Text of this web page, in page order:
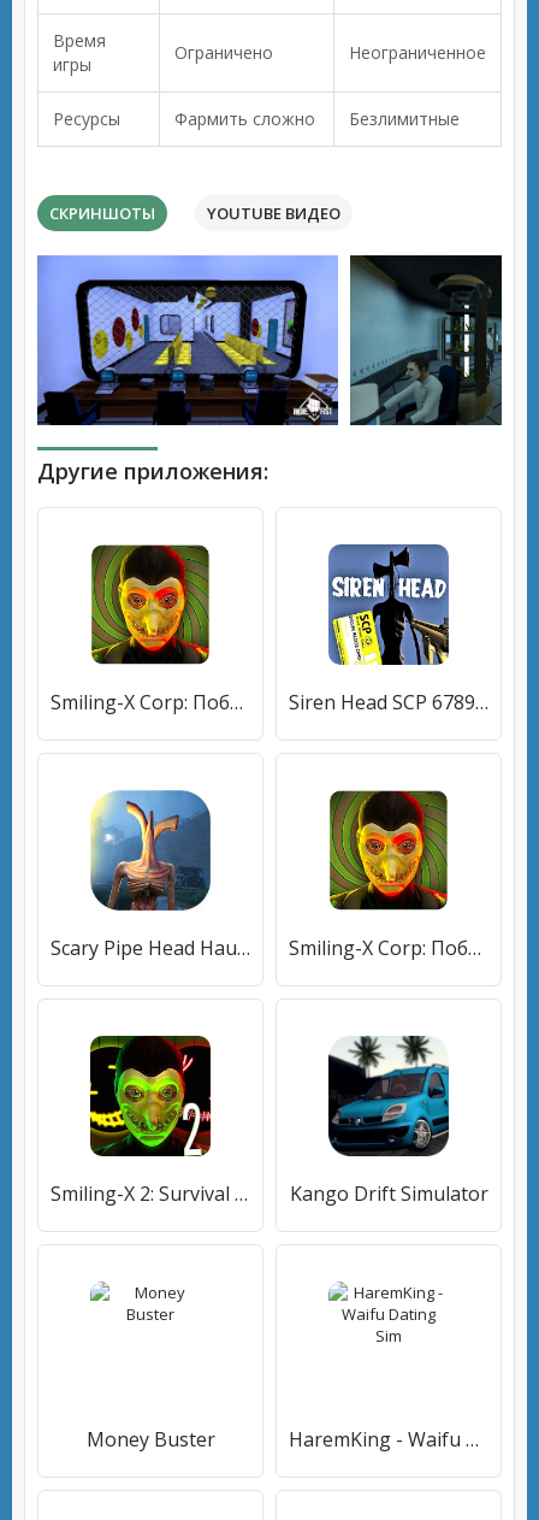
Время
игры
Ограничено Неограниченное
Ресурсы Фармить сложно Безлимитные
СКРИНШОТЫ YOUTUBE ВИДЕО
Другие приложения:
Smiling-X Corp: Побег из студии ужасов Siren Head SCP 6789 EXTREME HORROR SURVIVAL
Scary Pipe Head Haunted Horror Escape Adventure Smiling-X Corp: Побег из студии ужасов
Smiling-X 2: Survival adventure horror in 3D World Kango Drift Simulator
Money Buster HaremKing - Waifu Dating Sim